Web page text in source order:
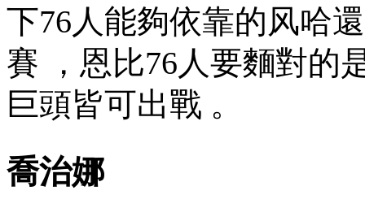
下76人能夠依靠的风哈
賽 ，恩比76人要麵對的
巨頭皆可出戰 。
喬治娜